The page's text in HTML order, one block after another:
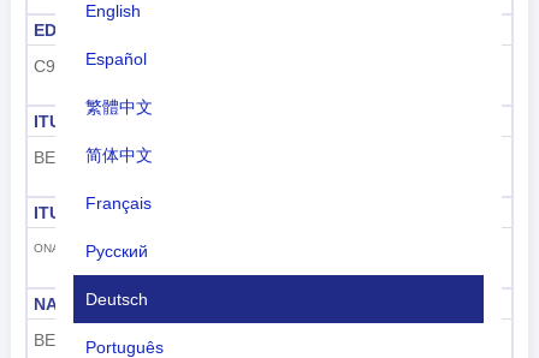
English
Español
繁體中文
简体中文
Français
Русский
Deutsch
Português
EDGAR
C9
ITU
BEL
ITU-Rufzeichen
ONA-OTZ
NATO zwei Buchstaben
BE